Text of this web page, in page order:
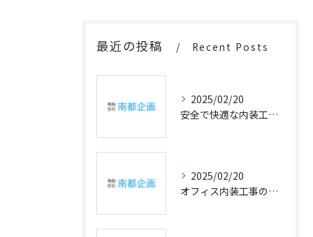
最近の投稿 Recent Posts
2025/02/20
安全で快適な内装工事の重要性
2025/02/20
オフィス内装工事の幸福設計